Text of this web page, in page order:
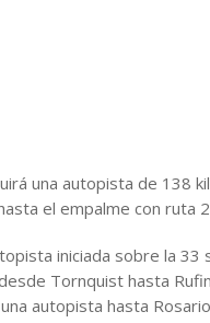
una autopista de 138
el empalme con ruta
iniciada sobre la 33
Tornquist hasta
autopista hasta